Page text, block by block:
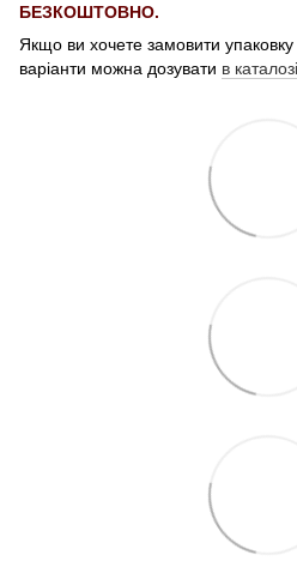
БЕЗКОШТОВНО.
Якщо ви хочете замовити
варіанти можна дозувати в